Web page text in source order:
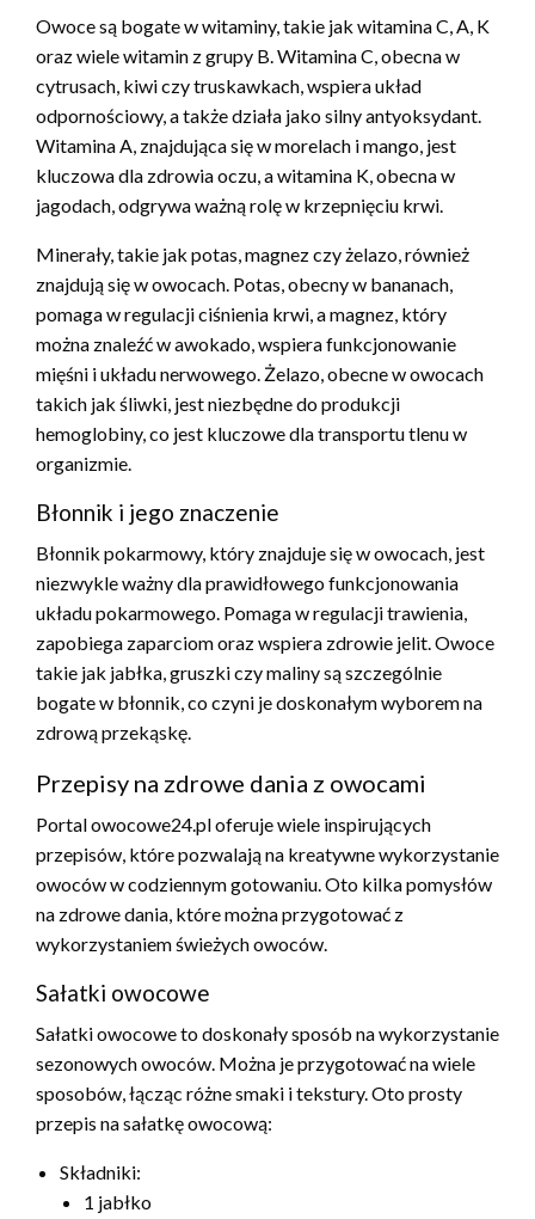
Owoce są bogate w witaminy, takie jak witamina C, A, K
oraz wiele witamin z grupy B. Witamina C, obecna w
cytrusach, kiwi czy truskawkach, wspiera układ
odpornościowy, a także działa jako silny antyoksydant.
Witamina A, znajdująca się w morelach i mango, jest
kluczowa dla zdrowia oczu, a witamina K, obecna w
jagodach, odgrywa ważną rolę w krzepnięciu krwi.
Minerały, takie jak potas, magnez czy żelazo, również
znajdują się w owocach. Potas, obecny w bananach,
pomaga w regulacji ciśnienia krwi, a magnez, który
można znaleźć w awokado, wspiera funkcjonowanie
mięśni i układu nerwowego. Żelazo, obecne w owocach
takich jak śliwki, jest niezbędne do produkcji
hemoglobiny, co jest kluczowe dla transportu tlenu w
organizmie.
Błonnik i jego znaczenie
Błonnik pokarmowy, który znajduje się w owocach, jest
niezwykle ważny dla prawidłowego funkcjonowania
układu pokarmowego. Pomaga w regulacji trawienia,
zapobiega zaparciom oraz wspiera zdrowie jelit. Owoce
takie jak jabłka, gruszki czy maliny są szczególnie
bogate w błonnik, co czyni je doskonałym wyborem na
zdrową przekąskę.
Przepisy na zdrowe dania z owocami
Portal owocowe24.pl oferuje wiele inspirujących
przepisów, które pozwalają na kreatywne wykorzystanie
owoców w codziennym gotowaniu. Oto kilka pomysłów
na zdrowe dania, które można przygotować z
wykorzystaniem świeżych owoców.
Sałatki owocowe
Sałatki owocowe to doskonały sposób na wykorzystanie
sezonowych owoców. Można je przygotować na wiele
sposobów, łącząc różne smaki i tekstury. Oto prosty
przepis na sałatkę owocową:
Składniki:
1 jabłko